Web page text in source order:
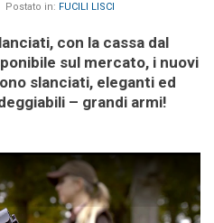
Postato in: FUCILI LISCI
con la cassa dal
sul mercato, i nuovi
slanciati, eleganti ed
– grandi armi!